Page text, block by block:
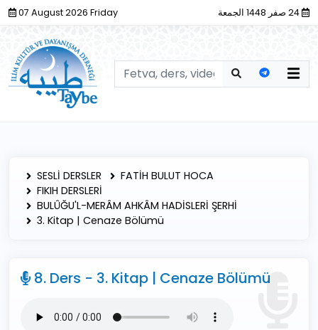
07 August 2026 Friday 24 صفر 1448 الجمعة
SESLİ DERSLER
FATİH BULUT HOCA
FIKIH DERSLERİ
BULÛĞU'L-MERÂM AHKÂM HADİSLERİ ŞERHİ
3. Kitap | Cenaze Bölümü
8. Ders - 3. Kitap | Cenaze Bölümü